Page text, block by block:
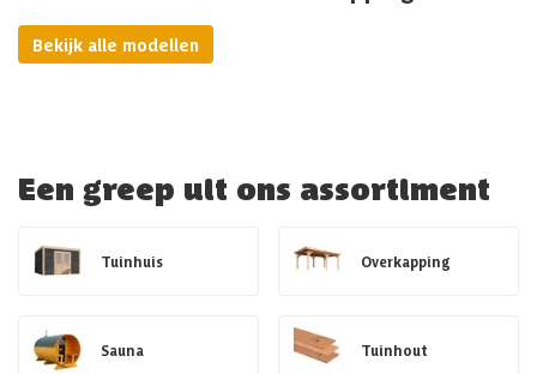
Bekijk alle modellen
Een greep uit ons assortiment
Tuinhuis Overkapping
Sauna Tuinhout